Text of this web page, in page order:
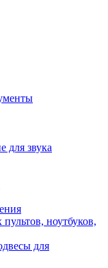
для звука
ноутбуков,
для